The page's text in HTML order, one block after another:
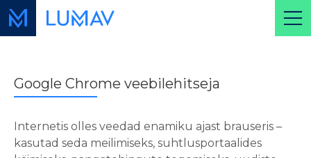
Google Chrome veebilehitseja
Internetis olles veedad enamiku ajast brauseris –
kasutad seda meilimiseks, suhtlusportaalides